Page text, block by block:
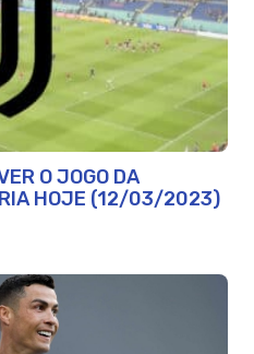
O JOGO DA
HOJE (12/03/2023)